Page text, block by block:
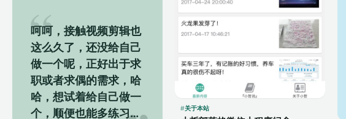
关于本站
呵呵，接触视频剪辑也
这么久了，还没给自己
做一个呢，正好出于求
职或者求偶的需求，哈
哈，想试着给自己做一
个，顺便也能多练习下